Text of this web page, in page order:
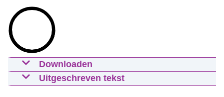
Downloaden
Video Nederland, sta op! - maak
dagelijks voldoende bewegen
Uitgeschreven tekst